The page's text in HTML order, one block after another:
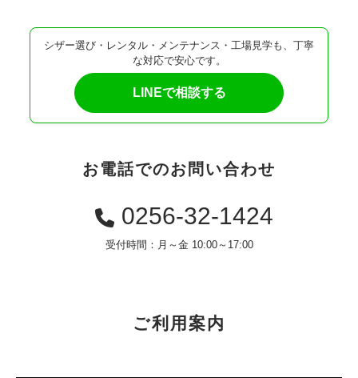
シザー選び・レンタル・メンテナンス・工場見学も、丁寧
な対応で安心です。
LINEで相談する
お電話でのお問い合わせ
0256-32-1424
受付時間：月～金 10:00～17:00
ご利用案内